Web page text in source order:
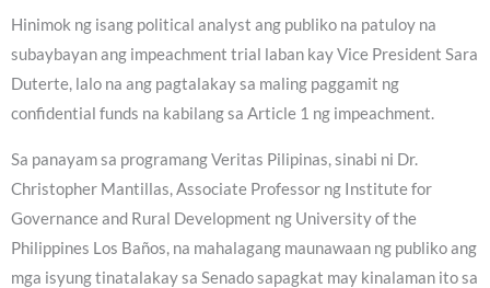
Hinimok ng isang political analyst ang publiko na patuloy na
subaybayan ang impeachment trial laban kay Vice President Sara
Duterte, lalo na ang pagtalakay sa maling paggamit ng
confidential funds na kabilang sa Article 1 ng impeachment.
Sa panayam sa programang Veritas Pilipinas, sinabi ni Dr.
Christopher Mantillas, Associate Professor ng Institute for
Governance and Rural Development ng University of the
Philippines Los Baños, na mahalagang maunawaan ng publiko ang
mga isyung tinatalakay sa Senado sapagkat may kinalaman ito sa